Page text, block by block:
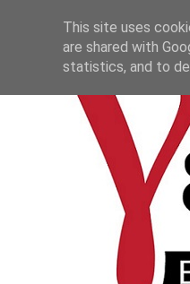
This site uses
are shared with
statistics, and to